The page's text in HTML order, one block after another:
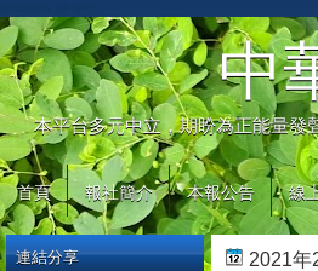
中
本平台多元中立，期盼為正能量發
首頁 報社簡介 本報公告 線
2021年
連結分享